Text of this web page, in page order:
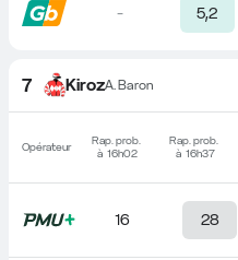
- 5,2
7 KirozA. Baron
Opérateur
Rap. prob.
à 16h02
Rap. prob.
à 16h37
16 28